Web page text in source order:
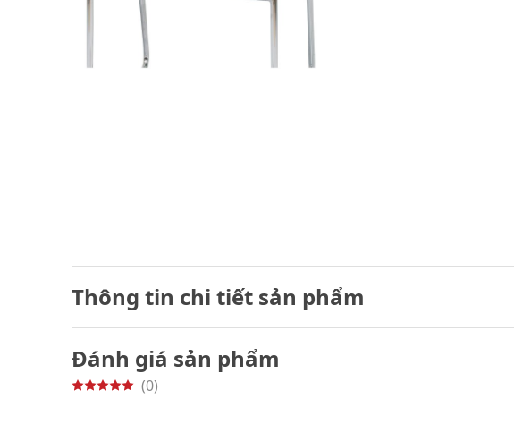
Thông tin chi tiết sản phẩm
Đánh giá sản phẩm
(0)